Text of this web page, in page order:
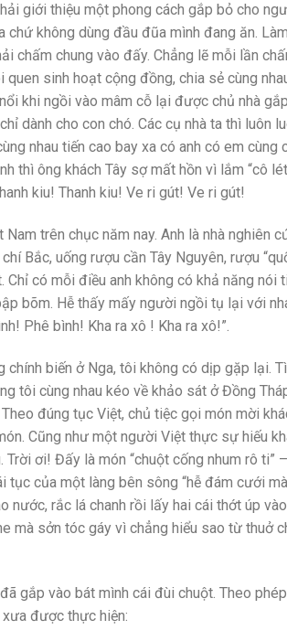
giới thiệu một phong cách gắp bỏ cho
không dùng đầu đũa mình đang ăn.
chấm chung vào đấy. Chẳng lẽ mỗi lần
sinh hoạt cộng đồng, chia sẻ cùng
khi ngồi vào mâm cỗ lại được chủ nhà
dành cho con chó. Các cụ nhà ta thì luôn
nhau tiến cao bay xa có anh có em cùng
thì ông khách Tây sợ mất hồn vì lắm “cô
kiu! Thanh kiu! Ve ri gút! Ve ri gút!
trên chục năm nay. Anh là nhà nghiên
Bắc, uống rượu cần Tây Nguyên, rượu
có mỗi điều anh không có khả năng nói
bõm. Hễ thấy mấy người ngồi tụ lại với
Phê bình! Kha ra xô ! Kha ra xô!”.
chính biến ở Nga, tôi không có dịp gặp lại.
tôi cùng nhau kéo về khảo sát ở Đồng
đúng tục Việt, chủ tiệc gọi món mời
Cũng như một người Việt thực sự hiếu
ơi! Đấy là món “chuột cống nhum rô ti”
tục của một làng bên sông “hễ đám cưới
nước, rắc lá chanh rồi lấy hai cái thớt úp
mà sởn tóc gáy vì chẳng hiểu sao từ thuở
gắp vào bát mình cái đùi chuột. Theo
được thực hiện: